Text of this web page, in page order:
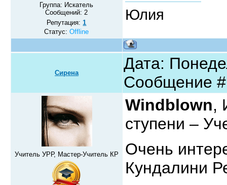
Группа: Искатель
Сообщений: 2
Репутация:1
Статус:Offline
Юлия
Сирена
Дата:
Сообщение
Учитель УРР, Мастер-Учитель КР
Windblown,
ступени –
Очень
Кундалини